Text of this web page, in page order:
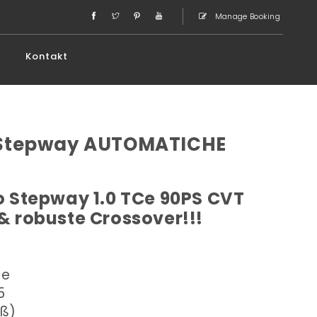
Manage Booking
Kontakt
AUTOMATICHE
1.0 TCe 90PS CVT
robuste Crossover!!!